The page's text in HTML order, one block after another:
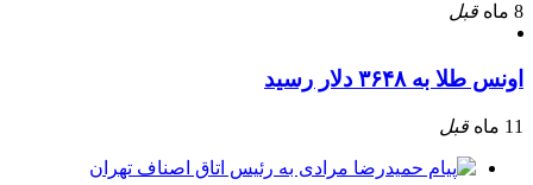
8 ماه قبل
اونس طلا به ۳۶۴۸ دلار رسید
11 ماه قبل